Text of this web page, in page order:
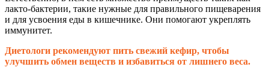
лакто-бактерии, такие нужные для правильного пищеварения
и для усвоения еды в кишечнике. Они помогают укреплять
иммунитет.
Диетологи рекомендуют пить свежий кефир, чтобы
улучшить обмен веществ и избавиться от лишнего веса.